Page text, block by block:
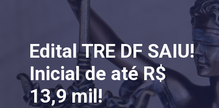
Edital TRE DF SAIU!
Inicial de até R$
13,9 mil!